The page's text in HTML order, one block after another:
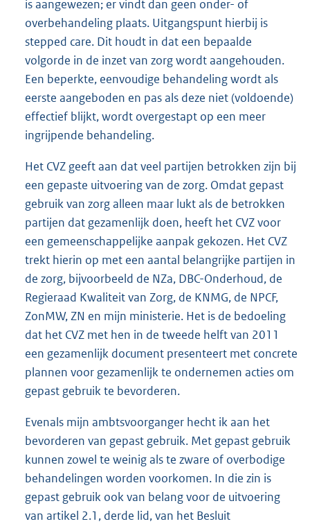
is aangewezen; er vindt dan geen onder- of
overbehandeling plaats. Uitgangspunt hierbij is
stepped care. Dit houdt in dat een bepaalde
volgorde in de inzet van zorg wordt aangehouden.
Een beperkte, eenvoudige behandeling wordt als
eerste aangeboden en pas als deze niet (voldoende)
effectief blijkt, wordt overgestapt op een meer
ingrijpende behandeling.
Het CVZ geeft aan dat veel partijen betrokken zijn bij
een gepaste uitvoering van de zorg. Omdat gepast
gebruik van zorg alleen maar lukt als de betrokken
partijen dat gezamenlijk doen, heeft het CVZ voor
een gemeenschappelijke aanpak gekozen. Het CVZ
trekt hierin op met een aantal belangrijke partijen in
de zorg, bijvoorbeeld de NZa, DBC-Onderhoud, de
Regieraad Kwaliteit van Zorg, de KNMG, de NPCF,
ZonMW, ZN en mijn ministerie. Het is de bedoeling
dat het CVZ met hen in de tweede helft van 2011
een gezamenlijk document presenteert met concrete
plannen voor gezamenlijk te ondernemen acties om
gepast gebruik te bevorderen.
Evenals mijn ambtsvoorganger hecht ik aan het
bevorderen van gepast gebruik. Met gepast gebruik
kunnen zowel te weinig als te zware of overbodige
behandelingen worden voorkomen. In die zin is
gepast gebruik ook van belang voor de uitvoering
van artikel 2.1, derde lid, van het Besluit